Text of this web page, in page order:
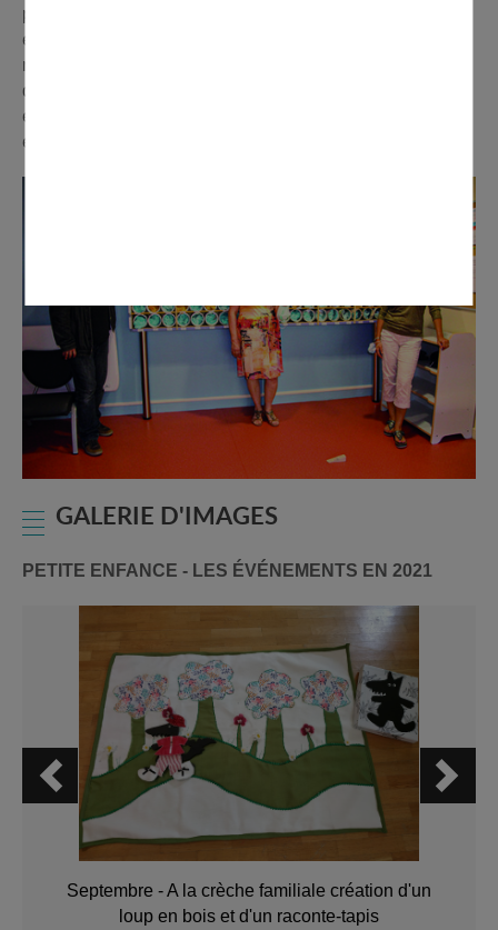
précieuse d’un papa - Sébastien Hayer - qui a monté
entièrement le meuble, les surchaussures sont
maintenant lavées en fonction des besoins, et non plus
quotidiennement. Une démarche à la fois économique et
écologique ! Bravo à l’équipe de la MPE de son
engagement pour le développement durable.
GALERIE D'IMAGES
PETITE ENFANCE - LES ÉVÉNEMENTS EN 2021
Septembre - A la crèche familiale création d'un
loup en bois et d'un raconte-tapis